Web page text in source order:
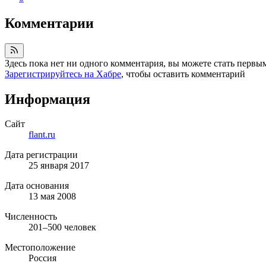
Комментарии
Здесь пока нет ни одного комментария, вы можете стать
Зарегистрируйтесь на Хабре, чтобы оставить комментарий
Информация
Сайт
flant.ru
Дата регистрации
25 января 2017
Дата основания
13 мая 2008
Численность
201–500 человек
Местоположение
Россия